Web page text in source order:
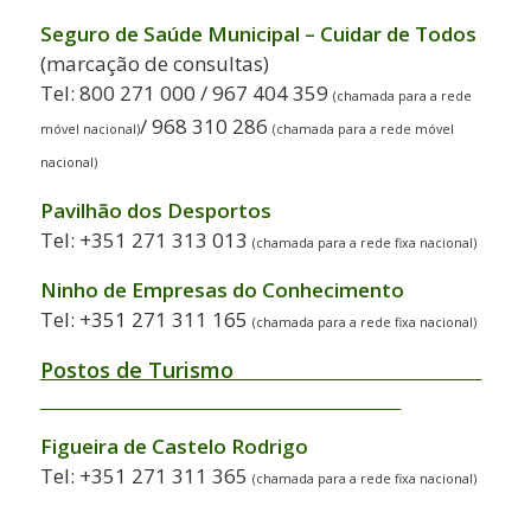
Seguro de Saúde Municipal – Cuidar de Todos
(marcação de consultas)
Tel: 800 271 000 / 967 404 359 (chamada para a rede
móvel nacional)/ 968 310 286 (chamada para a rede móvel
nacional)
Pavilhão dos Desportos
Tel: +351 271 313 013 (chamada para a rede fixa nacional)
Ninho de Empresas do Conhecimento
Tel: +351 271 311 165 (chamada para a rede fixa nacional)
Postos de Turismo
Figueira de Castelo Rodrigo
Tel: +351 271 311 365 (chamada para a rede fixa nacional)